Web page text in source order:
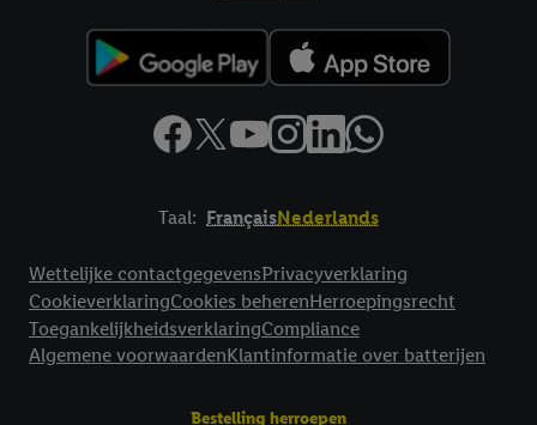
Taal: FrançaisNederlands
Wettelijke contactgegevensPrivacyverklaring
CookieverklaringCookies beherenHerroepingsrecht
ToegankelijkheidsverklaringCompliance
Algemene voorwaardenKlantinformatie over batterijen
Bestelling herroepen